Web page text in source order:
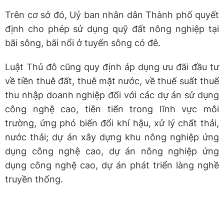
Trên cơ sở đó, Uỷ ban nhân dân Thành phố quyết
định cho phép sử dụng quỹ đất nông nghiệp tại
bãi sông, bãi nổi ở tuyến sông có đê.
Luật Thủ đô cũng quy định áp dụng ưu đãi đầu tư
về tiền thuê đất, thuê mặt nước, về thuế suất thuế
thu nhập doanh nghiệp đối với các dự án sử dụng
công nghệ cao, tiên tiến trong lĩnh vực môi
trường, ứng phó biến đổi khí hậu, xử lý chất thải,
nước thải; dự án xây dựng khu nông nghiệp ứng
dụng công nghệ cao, dự án nông nghiệp ứng
dụng công nghệ cao, dự án phát triển làng nghề
truyền thống.